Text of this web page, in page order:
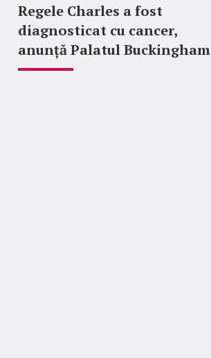
Regele Charles a fost
diagnosticat cu cancer,
anunță Palatul Buckingham